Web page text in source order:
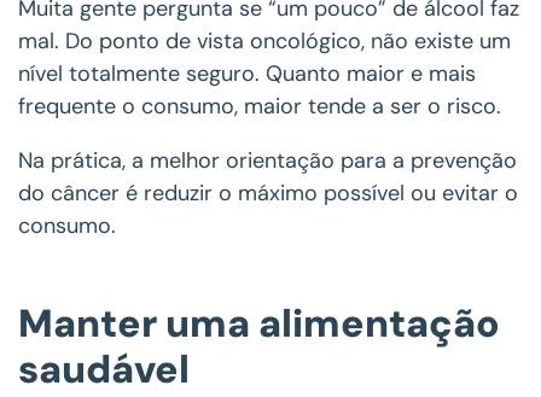
Muita gente pergunta se “um pouco” de álcool faz
mal. Do ponto de vista oncológico, não existe um
nível totalmente seguro. Quanto maior e mais
frequente o consumo, maior tende a ser o risco.
Na prática, a melhor orientação para a prevenção
do câncer é reduzir o máximo possível ou evitar o
consumo.
Manter uma alimentação
saudável